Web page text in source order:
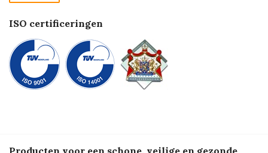
ISO certificeringen
Producten voor een schone, veilige en gezonde